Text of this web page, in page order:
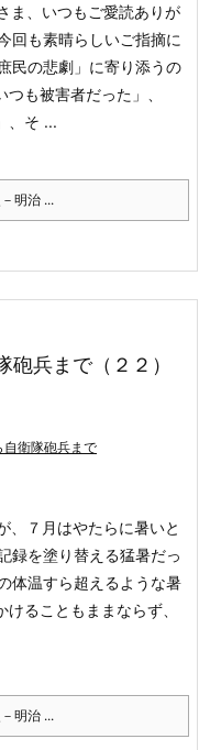
ま、いつもご愛読ありが
回も素晴らしいご指摘に
民の悲劇」に寄り添うの
も被害者だった」、
、そ ...
明治 ...
兵まで（２２）
衛隊砲兵まで
、７月はやたらに暑いと
録を塗り替える猛暑だっ
体温すら超えるような暑
ることもままならず、
明治 ...